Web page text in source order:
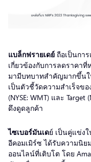
แบล็กฟรายเดย์ ถือเป็นกา
เกี่ยวข้องกับการลดราคา
มามีบทบาทสำคัญมากขึ้นใ
เป็นตัวชี้วัดความสำเร็จข
(NYSE: WMT) และ
ดึงดูดลูกค้า
ไซเบอร์มันเดย์ เป็นคู่แข่ง
อีคอมเมิร์ซ ได้รับความนิย
ออนไลน์ที่เติบโต โดย